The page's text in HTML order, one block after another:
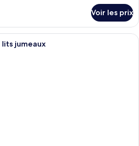
Voir les prix
Une chambre d’hôtel avec deux lits,
lits jumeaux